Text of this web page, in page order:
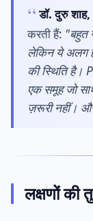
डॉ. दुरु
करती हैं: "बहुत
लेकिन ये अलग
की स्थिति है।
एक समूह जो
ज़रूरी नहीं।
लक्षणों की